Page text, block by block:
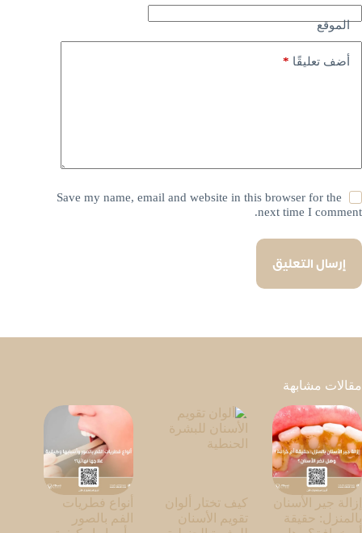
الموقع
أضف تعليقًا *
Save my name, email and website in this browser for the
next time I comment.
إرسال التعليق
مقالات مشابهة
إزالة جير الأسنان
بالمنزل: حقيقة
كيف تختار ألوان
تقويم الأسنان
أنواع فطريات
الفم بالصور